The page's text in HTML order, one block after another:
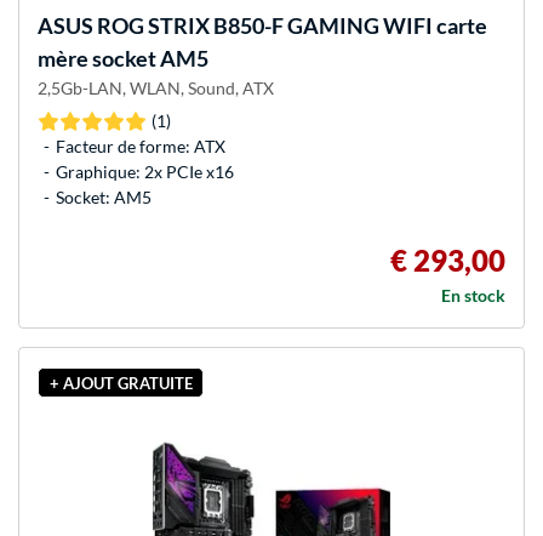
ASUS ROG STRIX B850-F GAMING WIFI carte
mère socket AM5
2,5Gb-LAN, WLAN, Sound, ATX
(1)
Facteur de forme: ATX
Graphique: 2x PCIe x16
Socket: AM5
€ 293,00
En stock
+ AJOUT GRATUITE